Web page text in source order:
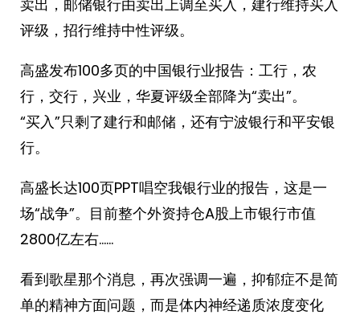
卖出，邮储银行由卖出上调至买入，建行维持买入
评级，招行维持中性评级。
高盛发布100多页的中国银行业报告：工行，农
行，交行，兴业，华夏评级全部降为“卖出”。
“买入”只剩了建行和邮储，还有宁波银行和平安银
行。 ​
高盛长达100页PPT唱空我银行业的报告，这是一
场“战争”。目前整个外资持仓A股上市银行市值
2800亿左右…… ​
看到歌星那个消息，再次强调一遍，抑郁症不是简
单的精神方面问题，而是体内神经递质浓度变化